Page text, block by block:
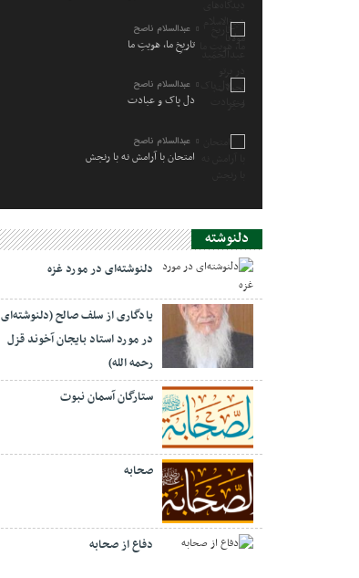
عبدالسلام ناصح
تاریخِ ما، هویتِ ما
عبدالسلام ناصح
دل پاک و عبادت
عبدالسلام ناصح
امتحان با آرامش نه با رنجش
دلنوشته
دلنوشته‌ای در مورد غزه
یادگاری از سلف صالح (دلنوشته‌ای
در مورد استاد بایجان آخوند قزل
رحمه الله)
ستارگان آسمان نبوت
صحابه
دفاع از صحابه